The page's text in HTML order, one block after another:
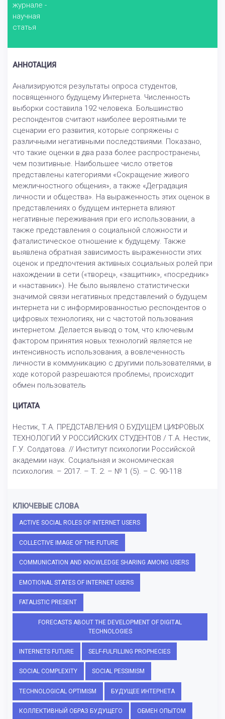
журнале -
научная
статья
АННОТАЦИЯ
Анализируются результаты опроса студентов,
посвященного будущему Интернета. Численность
выборки составила 192 человека. Большинство
респондентов считают наиболее вероятными те
сценарии его развития, которые сопряжены с
различными негативными последствиями. Показано,
что такие оценки в два раза более распространены,
чем позитивные. Наибольшее число ответов
представлены категориями «Сокращение живого
межличностного общения», а также «Деградация
личности и общества». На выраженность этих оценок в
представлениях о будущем интернета влияют
негативные переживания при его использовании, а
также представления о социальной сложности и
фаталистическое отношение к будущему. Также
выявлена обратная зависимость выраженности этих
оценок и предпочтения активных социальных ролей при
нахождении в сети («творец», «защитник», «посредник»
и «наставник»). Не было выявлено статистически
значимой связи негативных представлений о будущем
интернета ни с информированностью респондентов о
цифровых технологиях, ни с частотой пользования
интернетом. Делается вывод о том, что ключевым
фактором принятия новых технологий является не
интенсивность использования, а вовлеченность
личности в коммуникацию с другими пользователями, в
ходе которой разрешаются проблемы, происходит
обмен пользователь
ЦИТАТА
Нестик, Т.А. ПРЕДСТАВЛЕНИЯ О БУДУЩЕМ ЦИФРОВЫХ
ТЕХНОЛОГИЙ У РОССИЙСКИХ СТУДЕНТОВ / Т.А. Нестик,
Г.У. Солдатова. // Институт психологии Российской
академии наук. Социальная и экономическая
психология. – 2017. – Т. 2. – № 1 (5). – С. 90-118
КЛЮЧЕВЫЕ СЛОВА
ACTIVE SOCIAL ROLES OF INTERNET USERS
COLLECTIVE IMAGE OF THE FUTURE
COMMUNICATION AND KNOWLEDGE SHARING AMONG USERS
EMOTIONAL STATES OF INTERNET USERS
FATALISTIC PRESENT
FORECASTS ABOUT THE DEVELOPMENT OF DIGITAL
TECHNOLOGIES
INTERNETS FUTURE SELF-FULFILLING PROPHECIES
SOCIAL COMPLEXITY SOCIAL PESSIMISM
TECHNOLOGICAL OPTIMISM БУДУЩЕЕ ИНТЕРНЕТА
КОЛЛЕКТИВНЫЙ ОБРАЗ БУДУЩЕГО ОБМЕН ОПЫТОМ